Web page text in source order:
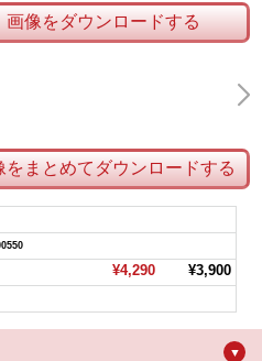
画像をダウンロードする
をまとめてダウンロードする
¥4,290¥3,900
▼